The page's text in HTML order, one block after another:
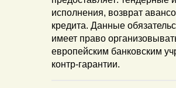
исполнения, возврат
кредита. Данные
имеет право
европейским банковским
контр-гарантии.